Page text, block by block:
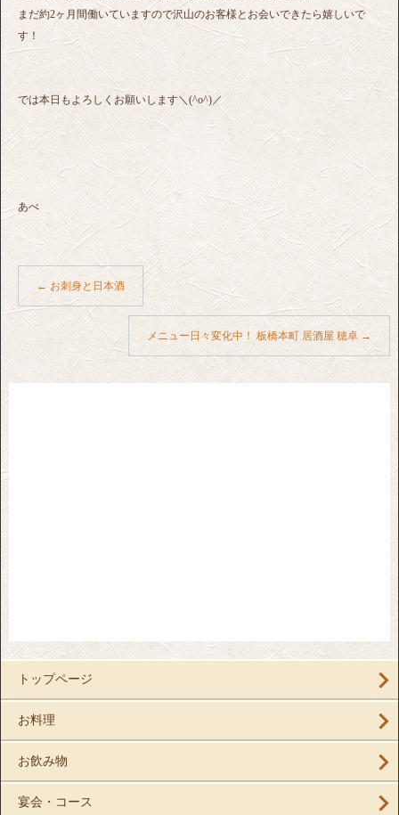
まだ約2ヶ月間働いていますので沢山のお客様とお会いできたら嬉しいで
す！
では本日もよろしくお願いします＼(^o^)／
あべ
← お刺身と日本酒
メニュー日々変化中！ 板橋本町 居酒屋 穂卓 →
トップページ
お料理
お飲み物
宴会・コース